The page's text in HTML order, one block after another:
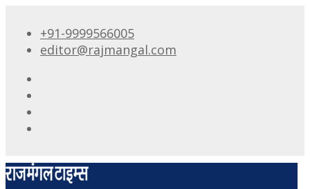
+91-9999566005
editor@rajmangal.com